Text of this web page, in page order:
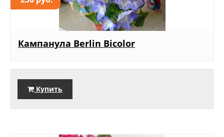
Кампанула Berlin Bicolor
Купить